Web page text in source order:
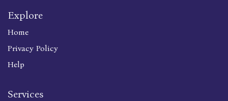
Explore
Home
Privacy Policy
Help
Services